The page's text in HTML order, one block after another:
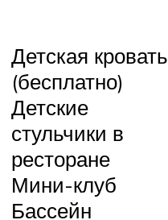
Детская кровать
(бесплатно)
Детские
стульчики в
ресторане
Мини-клуб
Бассейн